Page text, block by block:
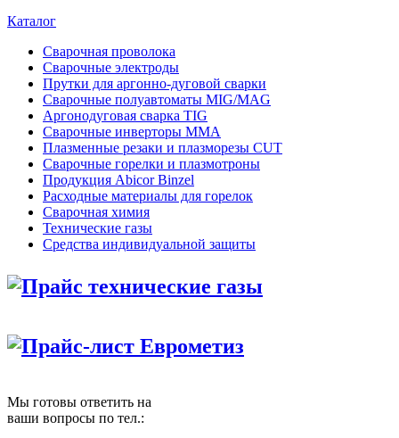
Каталог
Сварочная проволока
Сварочные электроды
Прутки для аргонно-дуговой сварки
Сварочные полуавтоматы MIG/MAG
Аргонодуговая сварка TIG
Сварочные инверторы MMA
Плазменные резаки и плазморезы CUT
Сварочные горелки и плазмотроны
Продукция Abicor Binzel
Расходные материалы для горелок
Сварочная химия
Технические газы
Средства индивидуальной защиты
Прайс технические газы
Прайс-лист Еврометиз
Мы готовы ответить на
ваши вопросы по тел.: